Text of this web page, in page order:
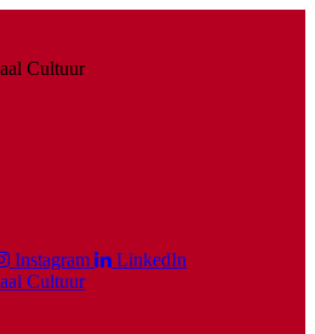
Instagram LinkedIn